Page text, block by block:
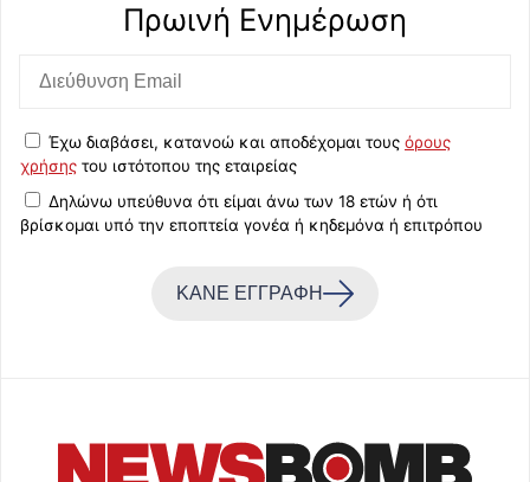
Πρωινή Eνημέρωση
Έχω διαβάσει, κατανοώ και αποδέχομαι τους όρους
χρήσης του ιστότοπου της εταιρείας
Δηλώνω υπεύθυνα ότι είμαι άνω των 18 ετών ή ότι
βρίσκομαι υπό την εποπτεία γονέα ή κηδεμόνα ή επιτρόπου
ΚΑΝΕ ΕΓΓΡΑΦΗ